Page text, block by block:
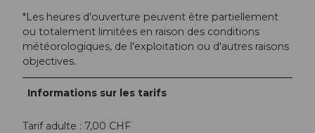
*Les heures d'ouverture peuvent être partiellement
ou totalement limitées en raison des conditions
météorologiques, de l'exploitation ou d'autres raisons
objectives.
Informations sur les tarifs
Tarif adulte : 7,00 CHF